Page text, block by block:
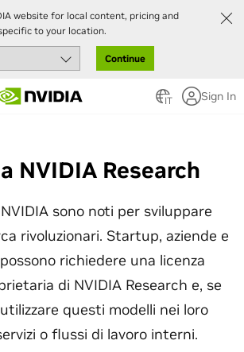
website for local content, pricing and
to your location.
Continue
IT Sign In
NVIDIA Research
sono noti per sviluppare
rivoluzionari. Startup, aziende e
richiedere una licenza
di NVIDIA Research e, se
questi modelli nei loro
o flussi di lavoro interni.